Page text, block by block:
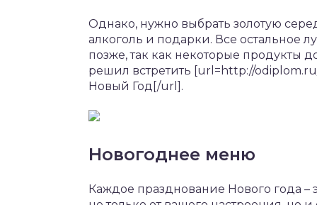
Однако, нужно выбрать золотую
алкоголь и подарки. Все остальное
позже, так как некоторые продукты
решил встретить [url=http://
Новый Год[/url].
Новогоднее меню
Каждое празднование Нового года –